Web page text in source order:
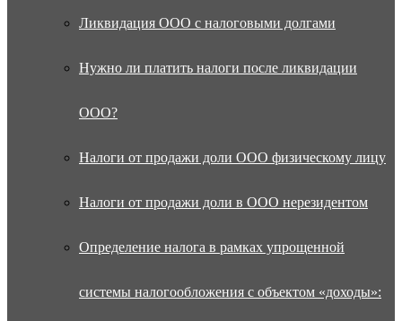
Ликвидация ООО с налоговыми долгами
Нужно ли платить налоги после ликвидации
ООО?
Налоги от продажи доли ООО физическому лицу
Налоги от продажи доли в ООО нерезидентом
Определение налога в рамках упрощенной
системы налогообложения с объектом «доходы»: